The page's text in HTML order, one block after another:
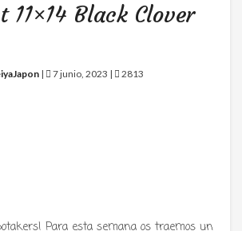
11×14 Black Clover
| 7 junio, 2023 | 2813
Para esta semana os traemos un